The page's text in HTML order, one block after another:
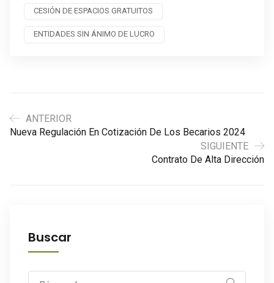
CESIÓN DE ESPACIOS GRATUITOS
ENTIDADES SIN ÁNIMO DE LUCRO
ANTERIOR
Nueva Regulación En Cotización De Los Becarios 2024
SIGUIENTE
Contrato De Alta Dirección
Buscar
Search